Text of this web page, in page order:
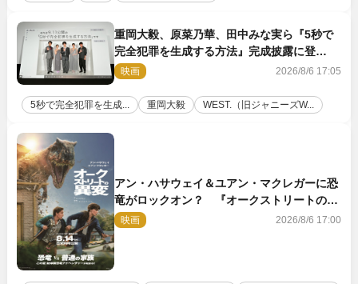
重岡大毅、原菜乃華、田中みな実ら『5秒で
完全犯罪を生成する方法』完成披露に登
壇！ それぞれのAI活用術も発表
映画 2026/8/6 17:05
5秒で完全犯罪を生成... 重岡大毅 WEST.（旧ジャニーズW...
アン・ハサウェイ＆ユアン・マクレガーに恐
竜がロックオン？ 『オークストリートの異
変』新ビジュアル＆本編映像初解禁
映画 2026/8/6 17:00